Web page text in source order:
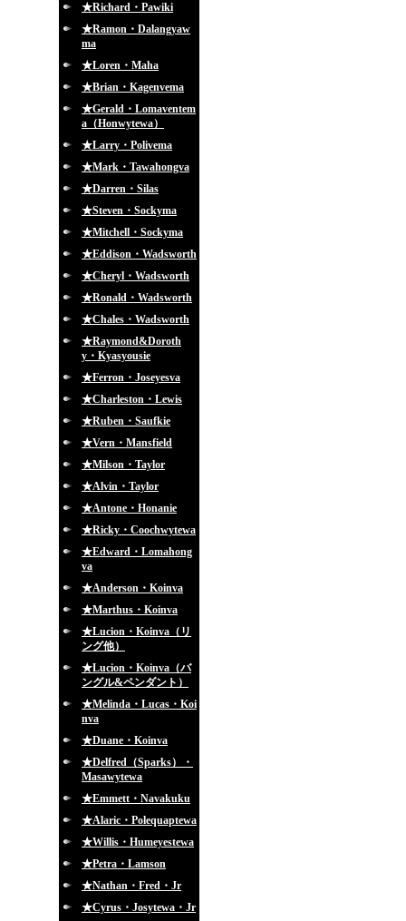
★Richard・Pawiki
★Ramon・Dalangyaw
ma
★Loren・Maha
★Brian・Kagenvema
★Gerald・Lomaventem
a（Honwytewa）
★Larry・Polivema
★Mark・Tawahongva
★Darren・Silas
★Steven・Sockyma
★Mitchell・Sockyma
★Eddison・Wadsworth
★Cheryl・Wadsworth
★Ronald・Wadsworth
★Chales・Wadsworth
★Raymond&Doroth
y・Kyasyousie
★Ferron・Joseyesva
★Charleston・Lewis
★Ruben・Saufkie
★Vern・Mansfield
★Milson・Taylor
★Alvin・Taylor
★Antone・Honanie
★Ricky・Coochwytewa
★Edward・Lomahong
va
★Anderson・Koinva
★Marthus・Koinva
★Lucion・Koinva（リ
ング他）
★Lucion・Koinva（バ
ングル&ペンダント）
★Melinda・Lucas・Koi
nva
★Duane・Koinva
★Delfred（Sparks）・
Masawytewa
★Emmett・Navakuku
★Alaric・Polequaptewa
★Willis・Humeyestewa
★Petra・Lamson
★Nathan・Fred・Jr
★Cyrus・Josytewa・Jr